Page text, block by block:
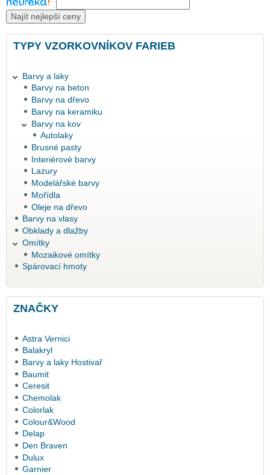
Najít nejlepší ceny
TYPY VZORKOVNÍKOV FARIEB
Barvy a laky
Barvy na beton
Barvy na dřevo
Barvy na keramiku
Barvy na kov
Autolaky
Brusné pasty
Interiérové barvy
Lazury
Modelářské barvy
Mořídla
Oleje na dřevo
Barvy na vlasy
Obklady a dlažby
Omítky
Mozaikové omítky
Spárovací hmoty
ZNAČKY
Astra Vernici
Balakryl
Barvy a laky Hostivař
Baumit
Ceresit
Chemolak
Colorlak
Colour&Wood
Delap
Den Braven
Dulux
Garnier